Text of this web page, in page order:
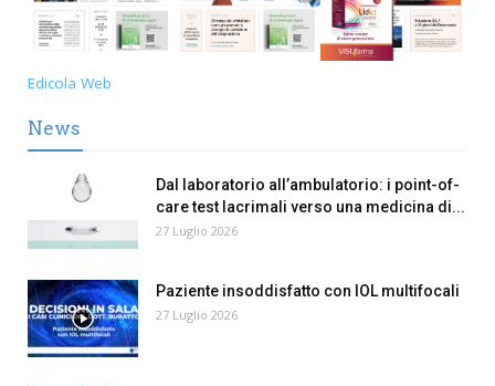
Edicola Web
News
Dal laboratorio all’ambulatorio: i point-of-
care test lacrimali verso una medicina di...
27 Luglio 2026
Paziente insoddisfatto con IOL multifocali
27 Luglio 2026